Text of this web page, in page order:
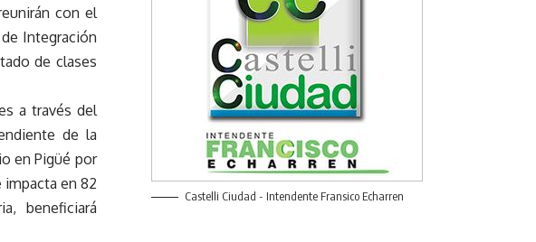
con el
Integración
de clases
a través del
de la
en Pigüé por
en 82
beneficiará
Castelli Ciudad - Intendente Fransico Echarren